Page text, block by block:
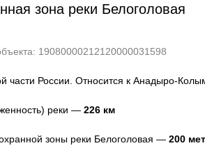
зона реки Белоголовая
19080000212120000031598
части России. Относится к Анадыро-
реки — 226км
зоны реки Белоголовая — 200